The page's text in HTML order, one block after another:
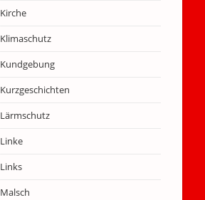
Kirche
Klimaschutz
Kundgebung
Kurzgeschichten
Lärmschutz
Linke
Links
Malsch